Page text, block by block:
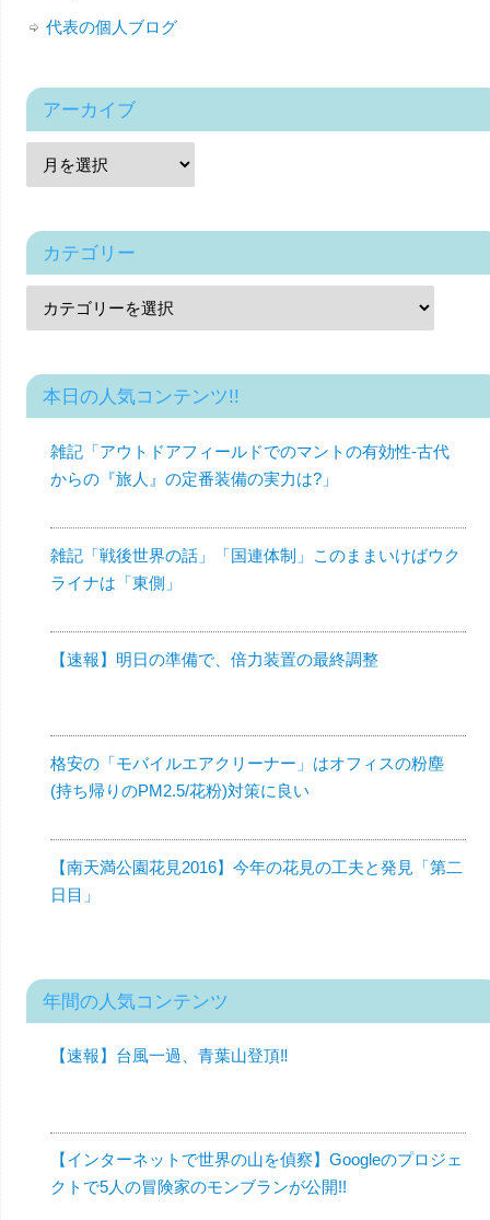
代表の個人ブログ
アーカイブ
カテゴリー
本日の人気コンテンツ!!
雑記「アウトドアフィールドでのマントの有効性-古代
からの『旅人』の定番装備の実力は?」
雑記「戦後世界の話」「国連体制」このままいけばウク
ライナは「東側」
【速報】明日の準備で、倍力装置の最終調整
格安の「モバイルエアクリーナー」はオフィスの粉塵
(持ち帰りのPM2.5/花粉)対策に良い
【南天満公園花見2016】今年の花見の工夫と発見「第二
日目」
年間の人気コンテンツ
【速報】台風一過、青葉山登頂‼︎
【インターネットで世界の山を偵察】Googleのプロジェ
クトで5人の冒険家のモンブランが公開!!